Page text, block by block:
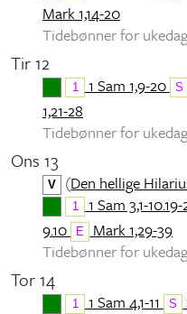
Mark 1,14-20
Tidebønner for
Tir 12
1 1 Sam 1,9-20 S
1,21-28
Tidebønner for
Ons 13
V (Den hellige
1 1 Sam 3,1-
9.10
E
Mark 1,29-39
Tidebønner for
Tor 14
1 1 Sam 4,1-11 S